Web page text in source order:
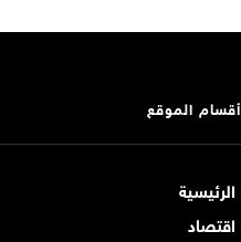
أقسام الموقع
الرئيسية
اقتصاد